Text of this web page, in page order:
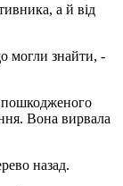
а й від
могли знайти, -
пошкодженого
Вона вирвала
назад.